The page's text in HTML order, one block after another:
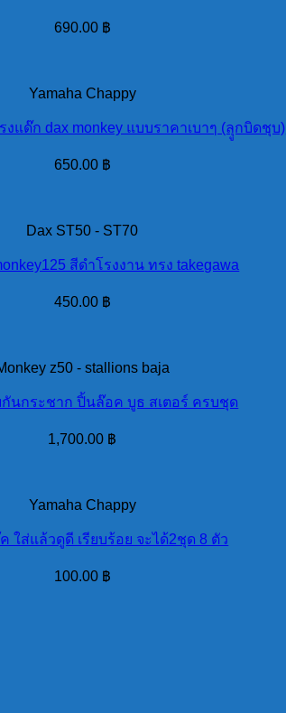
690.00 ฿
Yamaha Chappy
แด๊ก dax monkey แบบราคาเบาๆ (ลุูกบิดชุบ)
650.00 ฿
Dax ST50 - ST70
สีดำโรงงาน ทรง takegawa
450.00 ฿
z50 - stallions baja
นกระชาก ปิ้นล๊อค บูธ สเตอร์ ครบชุด
1,700.00 ฿
Yamaha Chappy
ใส่แล้วดูดี เรียบร้อย จะได้2ชุด 8 ตัว
100.00 ฿